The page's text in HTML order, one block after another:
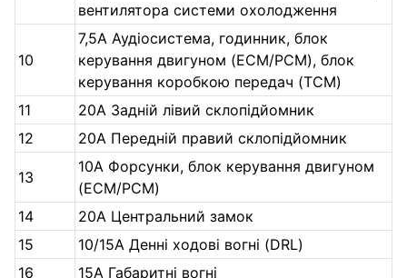
вентилятора системи охолодження
10
7,5A Аудіосистема, годинник, блок
керування двигуном (ECM/PCM), блок
керування коробкою передач (TCM)
11
20A Задній лівий склопідйомник
12
20A Передній правий склопідйомник
13
10A Форсунки, блок керування двигуном
(ECM/PCM)
14
20A Центральний замок
15
10/15A Денні ходові вогні (DRL)
16
15A Габаритні вогні